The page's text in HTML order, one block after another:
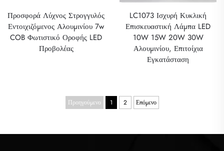
Προσφορά Λύχνος Στρογγυλός
Εντοιχιζόμενος Αλουμινίου 7w
COB Φωτιστικό Οροφής LED
Προβολέας
LC1073 Ισχυρή Κυκλική
Επισκευαστική Λάμπα LED
10W 15W 20W 30W
Αλουμινίου, Επιτοίχια
Εγκατάσταση
Προηγούμενο 1 2 Επόμενο